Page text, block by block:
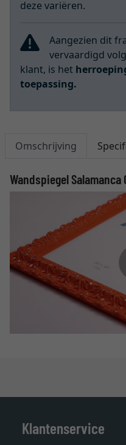
deze variëren.
Aangezien dit
vervaardigd
klant, is het
toepassing.
Omschrijving
Wandspiegel Salamanca
Klantenservice